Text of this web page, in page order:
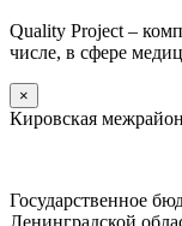
Quality Project –
числе, в сфере
×
Кировская
Государственное
Ленинградской